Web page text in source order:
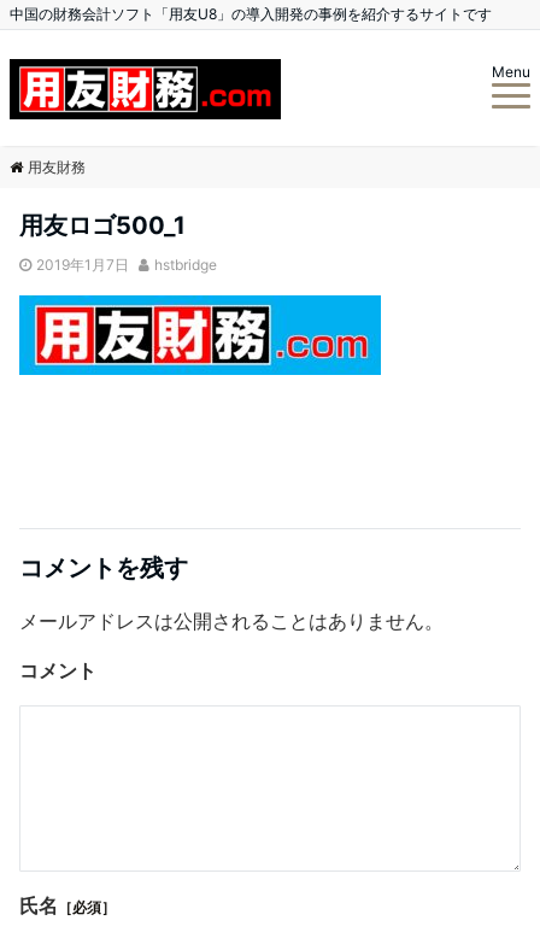
中国の財務会計ソフト「用友U8」の導入開発の事例を紹介するサイトです
Menu
用友財務
用友ロゴ500_1
2019年1月7日 hstbridge
コメントを残す
メールアドレスは公開されることはありません。
コメント
氏名 ［必須］